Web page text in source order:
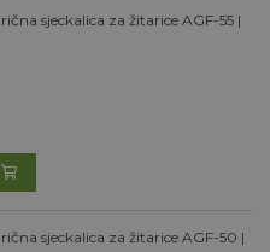
sjeckalica za žitarice AGF-55 |
sjeckalica za žitarice AGF-50 |